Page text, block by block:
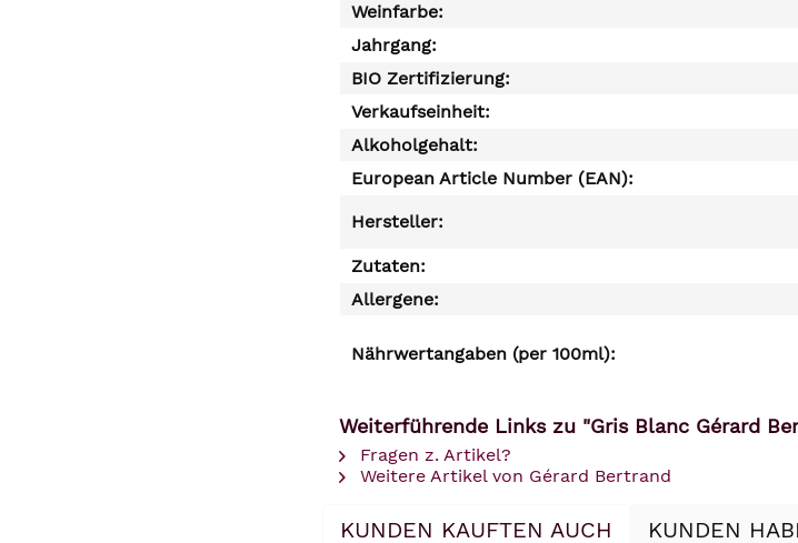
Weinfarbe:
Jahrgang:
BIO Zertifizierung:
Verkaufseinheit:
Alkoholgehalt:
European Article Number (EAN):
Hersteller:
Zutaten:
Allergene:
Nährwertangaben (per 100ml):
Weiterführende Links zu "Gris Blanc Gérard
Fragen z. Artikel?
Weitere Artikel von Gérard Bertrand
KUNDEN KAUFTEN AUCH KUNDEN